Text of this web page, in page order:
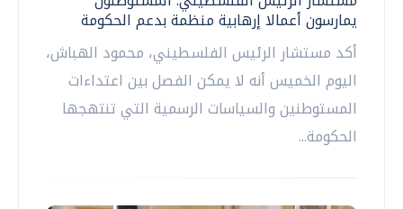
يمارسون أعمالا إرهابية منظمة بدعم الحكومة
أكد مستشار الرئيس الفلسطيني، محمود الهباش،
اليوم الخميس أنه لا يمكن الفصل بين اعتداءات
المستوطنين والسياسات الرسمية التي تنتهجها
الحكومة...